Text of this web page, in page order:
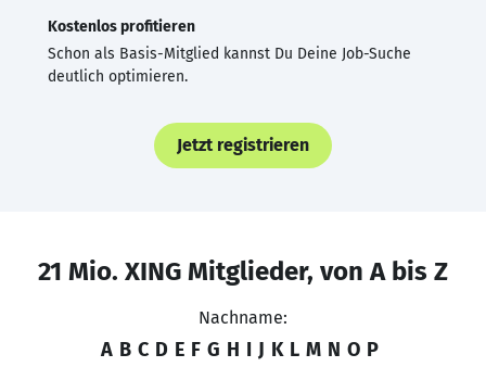
Kostenlos profitieren
Schon als Basis-Mitglied kannst Du Deine Job-Suche
deutlich optimieren.
Jetzt registrieren
21 Mio. XING Mitglieder, von A bis Z
Nachname:
A B C D E F G H I J K L M N O P